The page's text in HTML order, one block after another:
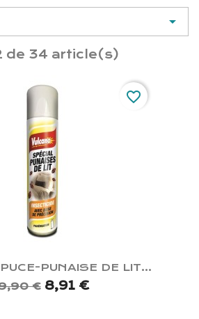

de 34 article(s)
PUNAISE DE LIT...
€ 8,91 €
favorite_border